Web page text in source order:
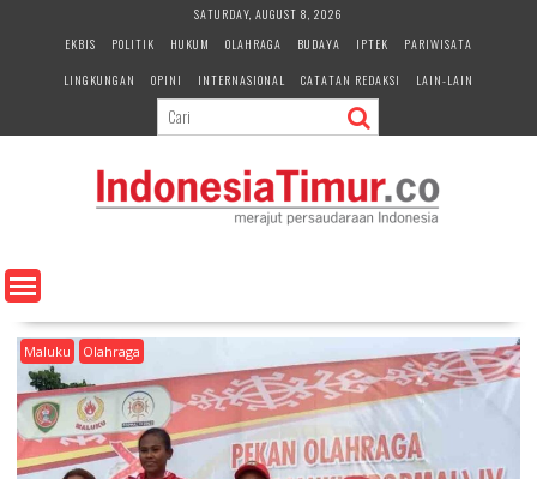
e
n
SATURDAY, AUGUST 8, 2026
EKBIS
POLITIK HUKUM OLAHRAGA BUDAYA IPTEK
PARIWISATA
LINGKUNGAN
OPINI INTERNASIONAL CATATAN REDAKSI LAIN-LAIN
Maluku Olahraga